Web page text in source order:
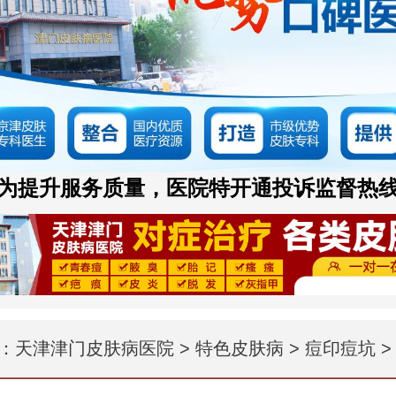
提升服务质量，医院特开通投诉监督热
天津津门皮肤病医院> 特色皮肤病 > 痘印痘坑>